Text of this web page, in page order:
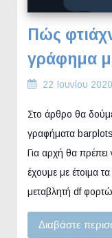
Πώς
γράφημα
22 Ιουνίου 2020
Στο άρθρο θα
γραφήματα
Για αρχή θα
έχουμε με έτοιμα
μεταβλητή df
Διαβάστε